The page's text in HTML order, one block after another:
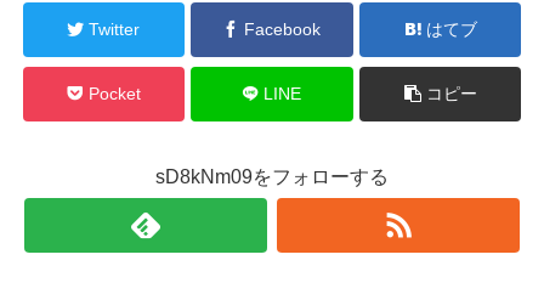
Twitter Facebook はてブ
Pocket LINE コピー
sD8kNm09をフォローする